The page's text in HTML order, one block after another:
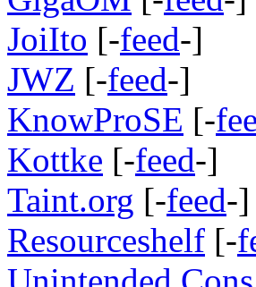
JoiIto [-feed-]
JWZ [-feed-]
KnowProSE [-
Kottke [-feed-]
Taint.org [-feed-]
Resourceshelf [-